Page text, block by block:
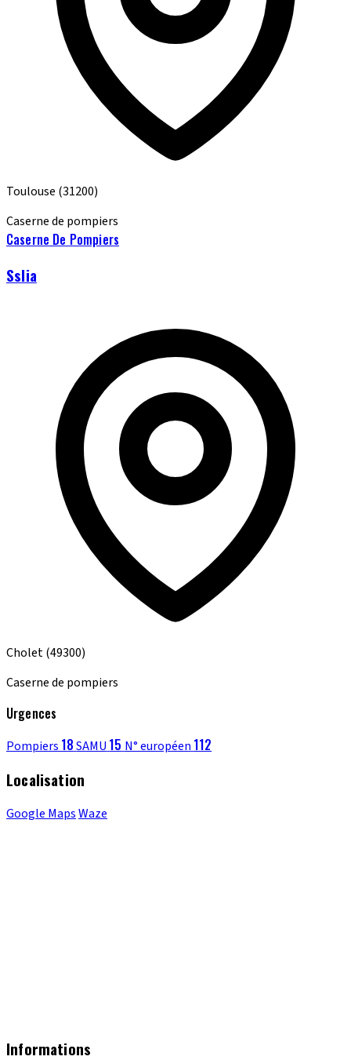
Toulouse (31200)
Caserne de pompiers
Caserne De Pompiers
Sslia
Cholet(49300)
Caserne de pompiers
Urgences
Pompiers 18SAMU 15 N° européen 112
Localisation
Google MapsWaze
Informations